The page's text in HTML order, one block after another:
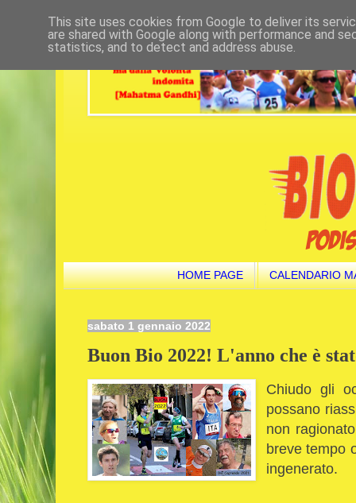
HOME PAGE CALENDARIO
sabato 1 gennaio 2022
Buon Bio 2022! L'anno che è
Chiudo gli
possano
non
breve tempo
ingenerato.
This site uses cookies from Google to deliver its
are shared with Google along with performance and
statistics, and to detect and address abuse.